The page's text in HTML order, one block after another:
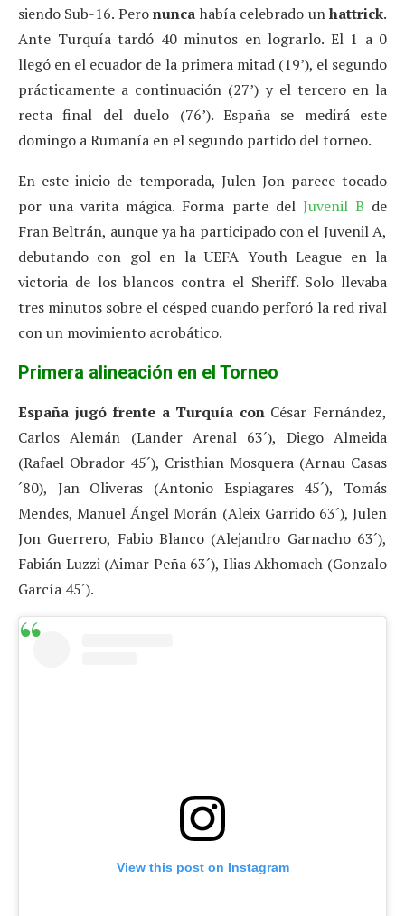
siendo Sub-16. Peronunca había celebrado unhattrick.
Ante Turquía tardó 40 minutos en lograrlo. El 1 a 0
llegó en el ecuador de la primera mitad (19’), el segundo
prácticamente a continuación (27’) y el tercero en la
recta final del duelo (76’). España se medirá este
domingo a Rumanía en el segundo partido del torneo.
En este inicio de temporada, Julen Jon parece tocado
por una varita mágica. Forma parte del Juvenil B de
Fran Beltrán, aunque ya ha participado con el Juvenil A,
debutando con gol en la UEFA Youth League en la
victoria de los blancos contra el Sheriff. Solo llevaba
tres minutos sobre el césped cuando perforó la red rival
con un movimiento acrobático.
Primera alineación en el Torneo
España jugó frente a Turquía conCésar Fernández,
Carlos Alemán (Lander Arenal 63´), Diego Almeida
(Rafael Obrador 45´), Cristhian Mosquera (Arnau Casas
´80), Jan Oliveras (Antonio Espiagares 45´), Tomás
Mendes, Manuel Ángel Morán (Aleix Garrido 63´), Julen
Jon Guerrero, Fabio Blanco (Alejandro Garnacho 63´),
Fabián Luzzi (Aimar Peña 63´), Ilias Akhomach (Gonzalo
García 45´).
View this post on Instagram